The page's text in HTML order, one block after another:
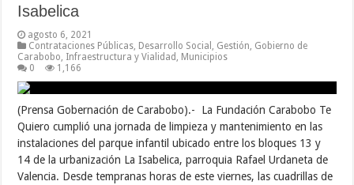
Isabelica
agosto 6, 2021
Contrataciones Públicas Desarrollo Social Gestión Gobierno de
Carabobo Infraestructura y Vialidad
Municipios
0
1,166
(Prensa Gobernación de Carabobo).- La Fundación Carabobo Te
Quiero cumplió una jornada de limpieza y mantenimiento en las
instalaciones del parque infantil ubicado entre los bloques 13 y
14 de la urbanización La Isabelica, parroquia Rafael Urdaneta de
Valencia. Desde tempranas horas de este viernes, las cuadrillas de